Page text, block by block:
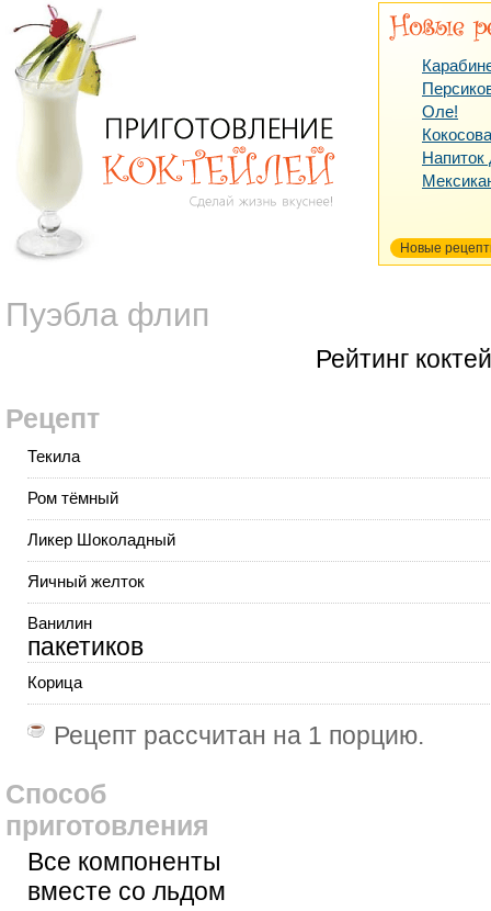
Оле!
Напиток
Новые
Пуэбла флип
Рейтинг
Рецепт
Текила
Ром тёмный
Ликер Шоколадный
Яичный желток
Ванилин
пакетиков
Корица
Рецепт рассчитан на 1 порцию.
Способ
приготовления
Все компоненты
вместе со льдом